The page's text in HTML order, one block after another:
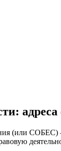
(или СОБЕС)